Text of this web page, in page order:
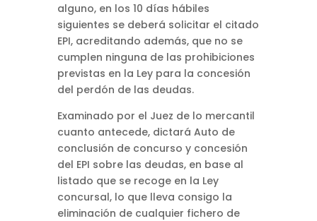
alguno, en los 10 días hábiles
siguientes se deberá solicitar el citado
EPI, acreditando además, que no se
cumplen ninguna de las prohibiciones
previstas en la Ley para la concesión
del perdón de las deudas.
Examinado por el Juez de lo mercantil
cuanto antecede, dictará Auto de
conclusión de concurso y concesión
del EPI sobre las deudas, en base al
listado que se recoge en la Ley
concursal, lo que lleva consigo la
eliminación de cualquier fichero de